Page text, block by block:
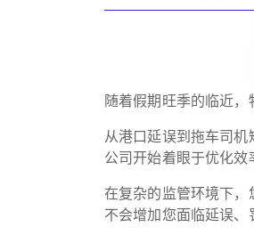
随着假期旺季的临近
从港口延误到拖车司
公司开始着眼于优化效
在复杂的监管环境下，
不会增加您面临延误、